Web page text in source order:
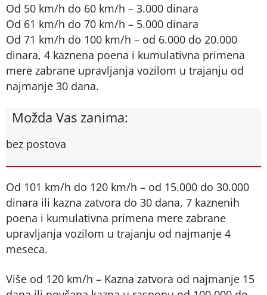
Od 50 km/h do 60 km/h – 3.000 dinara
Od 61 km/h do 70 km/h – 5.000 dinara
Od 71 km/h do 100 km/h – od 6.000 do 20.000
dinara, 4 kaznena poena i kumulativna primena
mere zabrane upravljanja vozilom u trajanju od
najmanje 30 dana.
Možda Vas zanima:
bez postova
Od 101 km/h do 120 km/h – od 15.000 do 30.000
dinara ili kazna zatvora do 30 dana, 7 kaznenih
poena i kumulativna primena mere zabrane
upravljanja vozilom u trajanju od najmanje 4
meseca.
Više od 120 km/h – Kazna zatvora od najmanje 15